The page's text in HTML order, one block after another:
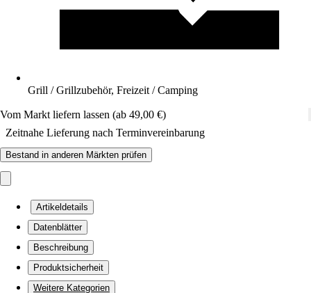
Grill / Grillzubehör, Freizeit / Camping
Vom Markt liefern lassen (ab 49,00 €)
Zeitnahe Lieferung nach Terminvereinbarung
Bestand in anderen Märkten prüfen
Artikeldetails
Datenblätter
Beschreibung
Produktsicherheit
Weitere Kategorien